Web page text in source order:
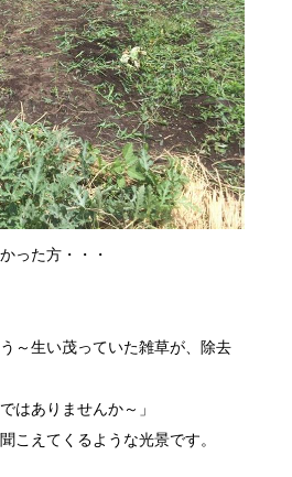
った方・・・
～生い茂っていた雑草が、除去
はありませんか～」
こえてくるような光景です。